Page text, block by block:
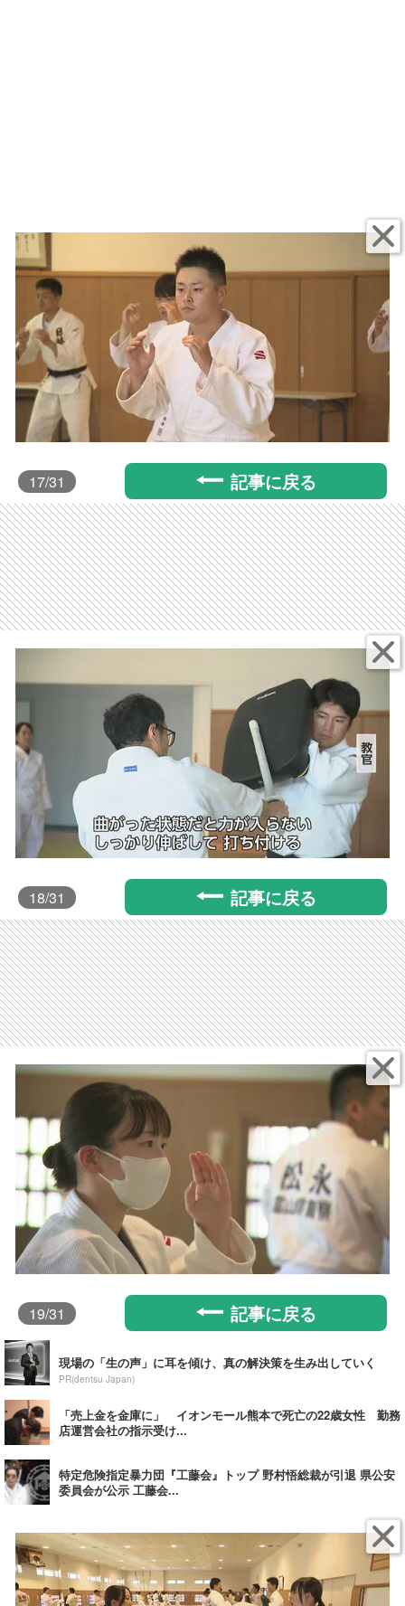
17/31 記事に戻る
18/31 記事に戻る
19/31 記事に戻る
現場の「生の声」に耳を傾け、真の解決策を生み出していく
PR(dentsu Japan)
「売上金を金庫に」 イオンモール熊本で死亡の22歳女性 勤務
店運営会社の指示受け...
特定危険指定暴力団『工藤会』トップ 野村悟総裁が引退 県公安
委員会が公示 工藤会...